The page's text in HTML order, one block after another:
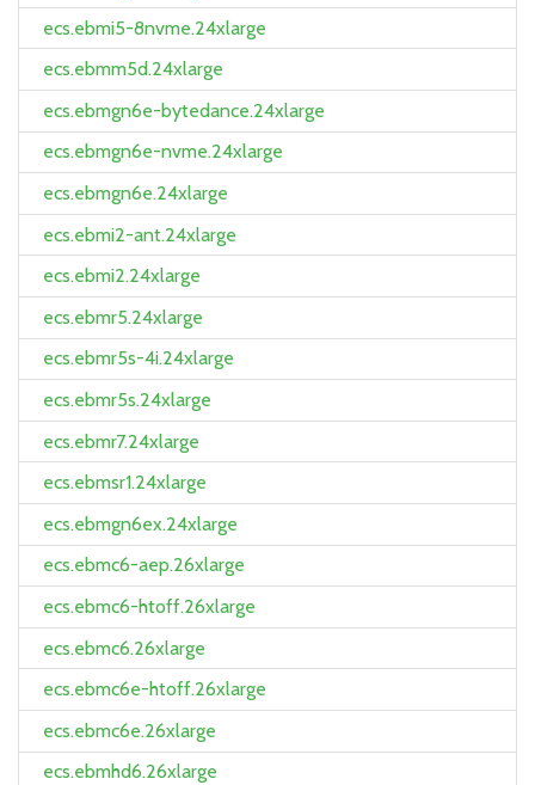
ecs.ebmi5-8nvme.24xlarge
ecs.ebmm5d.24xlarge
ecs.ebmgn6e-bytedance.24xlarge
ecs.ebmgn6e-nvme.24xlarge
ecs.ebmgn6e.24xlarge
ecs.ebmi2-ant.24xlarge
ecs.ebmi2.24xlarge
ecs.ebmr5.24xlarge
ecs.ebmr5s-4i.24xlarge
ecs.ebmr5s.24xlarge
ecs.ebmr7.24xlarge
ecs.ebmsr1.24xlarge
ecs.ebmgn6ex.24xlarge
ecs.ebmc6-aep.26xlarge
ecs.ebmc6-htoff.26xlarge
ecs.ebmc6.26xlarge
ecs.ebmc6e-htoff.26xlarge
ecs.ebmc6e.26xlarge
ecs.ebmhd6.26xlarge